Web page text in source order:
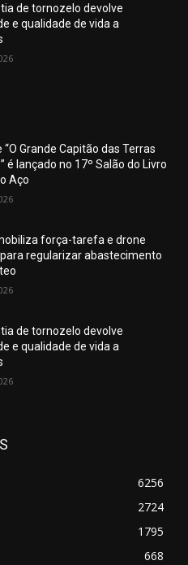
de tornozelo devolve
e qualidade de vida a
“O Grande Capitão das Terras
é lançado no 17º Salão do Livro
Aço
força-tarefa e drone
regularizar abastecimento
de tornozelo devolve
e qualidade de vida a
6256
2724
1795
668